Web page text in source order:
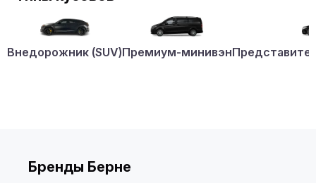
Внедорожник (SUV)Премиум-минивэн
Бренды Берне